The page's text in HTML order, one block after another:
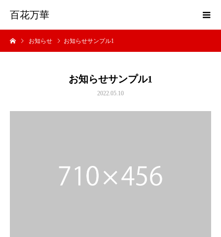
百花万華
お知らせ お知らせサンプル1
お知らせサンプル1
2022.05.10